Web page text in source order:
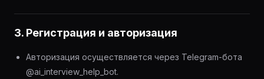
3. Регистрация и авторизация
Авторизация осуществляется через Telegram-бота
@ai_interview_help_bot.